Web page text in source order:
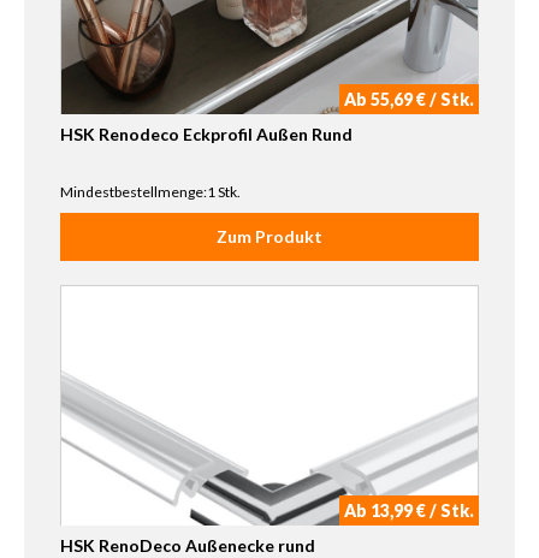
Ab 55,69 € / Stk.
HSK Renodeco Eckprofil Außen Rund
Mindestbestellmenge:1 Stk.
Zum Produkt
Ab 13,99 € / Stk.
HSK RenoDeco Außenecke rund